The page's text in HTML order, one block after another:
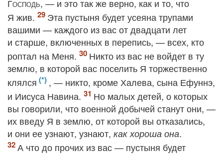
Господь, — и это так же верно, как и то, что
Я жив.
Эта пустыня будет усеяна трупами
вашими — каждого из вас от двадцати лет
и старше, включенных в перепись, — всех, кто
роптал на Меня.
Никто из вас не войдет в ту
землю, в которой вас поселить Я торжественно
клялся
, — никто, кроме Халева, сына Ефуннэ,
и Иисуса Навина.
Но малых детей, о которых
вы говорили, что военной добычей станут они, —
их введу Я в землю, от которой вы отказались,
и они ее узнают, узнают, как хороша она.
А что до прочих из вас — пустыня будет